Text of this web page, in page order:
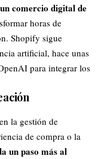
comercio digital de
horas de
Shopify sigue
artificial, hace unas
para integrar los
la gestión de
de compra o la
un paso más al